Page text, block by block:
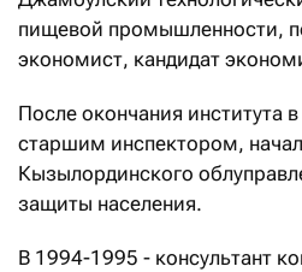
пищевой промышленности,
экономист, кандидат
После окончания института
старшим инспектором,
Кызылординского
защиты населения.
В 1994-1995 - консультант